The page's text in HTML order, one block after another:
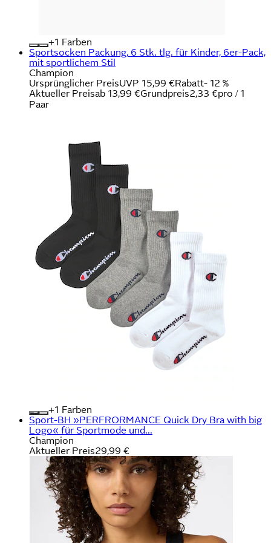
+
Farben
Sportsocken Packung, 6 Stk. tlg. für Kinder, 6er-Pack,
mit sportlichem Stil
Champion
Ursprünglicher PreisUVP 15,99 €Rabatt- 12 %
Aktueller Preisab 13,99 €Grundpreis2,33 €pro / 1
Paar
+
Farben
Sport-BH »PERFRORMANCE Quick Dry Bra with big
Logo« für Sportmode und...
Champion
Aktueller Preis29,99 €